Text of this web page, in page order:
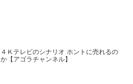
４Ｋテレビのシナリオ ホントに売れるの
か【アゴラチャンネル】